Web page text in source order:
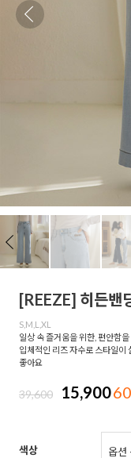
[REEZE] 히든밴
S,M,L,XL
일상 속 즐거움을 위한, 편안함
입체적인 리즈 자수로 스타일이
좋아요
39,600 15,900
색상